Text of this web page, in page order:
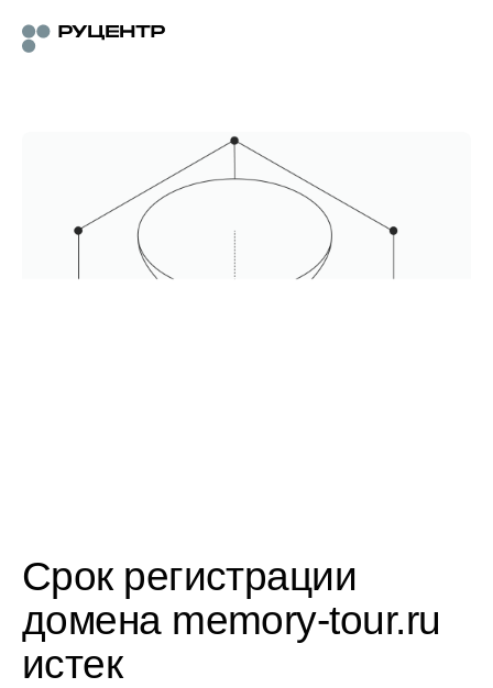
Срок регистрации
домена memory-tour.ru
истек